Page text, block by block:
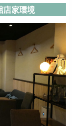
店家環境